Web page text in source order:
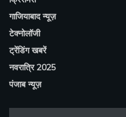
गाजियाबाद न्यूज़
टेक्नोलॉजी
ट्रेंडिंग खबरें
नवरात्रि 2025
पंजाब न्यूज़